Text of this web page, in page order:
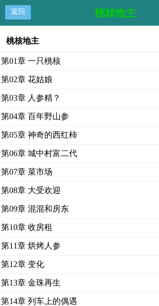
返回 桃核地主
桃核地主
第01章 一只桃核
第02章 花姑娘
第03章 人参精？
第04章 百年野山参
第05章 神奇的西红柿
第06章 城中村富二代
第07章 菜市场
第08章 大受欢迎
第09章 混混和房东
第10章 收房租
第11章 烘烤人参
第12章 变化
第13章 金珠再生
第14章 列车上的偶遇